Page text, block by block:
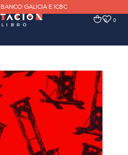
GALICIA E ICBC
0 0